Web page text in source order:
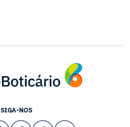
SIGA-NOS